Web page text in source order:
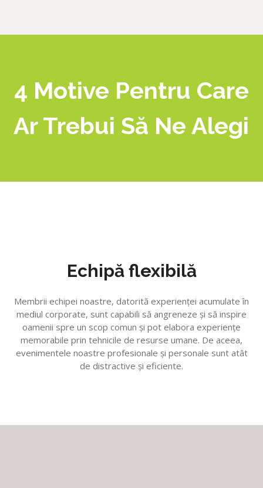
4 Motive Pentru Care
Ar Trebui Să Ne Alegi
Echipă flexibilă
Membrii echipei noastre, datorită experienţei acumulate în
mediul corporate, sunt capabili să angreneze şi să inspire
oamenii spre un scop comun şi pot elabora experienţe
memorabile prin tehnicile de resurse umane. De aceea,
evenimentele noastre profesionale şi personale sunt atât
de distractive şi eficiente.